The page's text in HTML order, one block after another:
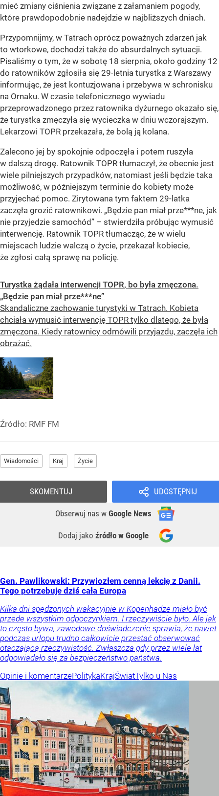
mieć zmiany ciśnienia związane z załamaniem pogody,
które prawdopodobnie nadejdzie w najbliższych dniach.
Przypomnijmy, w Tatrach oprócz poważnych zdarzeń jak
to wtorkowe, dochodzi także do absurdalnych sytuacji.
Pisaliśmy o tym, że w sobotę 18 sierpnia, około godziny 12
do ratowników zgłosiła się 29-letnia turystka z Warszawy
informując, że jest kontuzjowana i przebywa w schronisku
na Ornaku. W czasie telefonicznego wywiadu
przeprowadzonego przez ratownika dyżurnego okazało się,
że turystka zmęczyła się wycieczka w dniu wczorajszym.
Lekarzowi TOPR przekazała, że bolą ją kolana.
Zalecono jej by spokojnie odpoczęła i potem ruszyła
w dalszą drogę. Ratownik TOPR tłumaczył, że obecnie jest
wiele pilniejszych przypadków, natomiast jeśli będzie taka
możliwość, w późniejszym terminie do kobiety może
przyjechać pomoc. Zirytowana tym faktem 29-latka
zaczęła grozić ratownikowi. „Będzie pan miał prze***ne, jak
nie przyjedzie samochód” – stwierdziła próbując wymusić
interwencję. Ratownik TOPR tłumacząc, że w wielu
miejscach ludzie walczą o życie, przekazał kobiecie,
że zgłosi całą sprawę na policję.
Turystka żądała interwencji TOPR, bo była zmęczona.
„Będzie pan miał prze***ne”
Skandaliczne zachowanie turystyki w Tatrach. Kobieta
chciała wymusić interwencję TOPR tylko dlatego, że była
zmęczona. Kiedy ratownicy odmówili przyjazdu, zaczęła ich
obrażać.
Źródło: RMF FM
Wiadomości Kraj Życie
UDOSTĘPNIJ
Obserwuj nas w Google News
Dodaj jako źródło w Google
SKOMENTUJ
Gen. Pawlikowski: Przywiozłem cenną lekcję z Danii.
Tego potrzebuje dziś cała Europa
Kilka dni spędzonych wakacyjnie w Kopenhadze miało być
przede wszystkim odpoczynkiem. I rzeczywiście było. Ale jak
to często bywa, zawodowe doświadczenie sprawia, że nawet
podczas urlopu trudno całkowicie przestać obserwować
otaczającą rzeczywistość. Zwłaszcza gdy przez wiele lat
odpowiadało się za bezpieczeństwo państwa.
Opinie i komentarzePolitykaKrajŚwiatTylko u Nas